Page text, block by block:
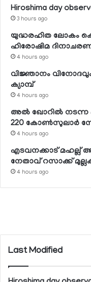
Hiroshima day
3 hours ago
യുദ്ധരഹിത ലോകം
ഹിരോഷിമ
4 hours ago
വിജ്ഞാനം
ക്യാമ്പ്
4 hours ago
അല്‍ ഖോറില്‍ നടന്ന
220 കോണ്‍സുലാര്‍
4 hours ago
എടവനക്കാട്
നേതാവ് റസാക്ക്
4 hours ago
Last Modified